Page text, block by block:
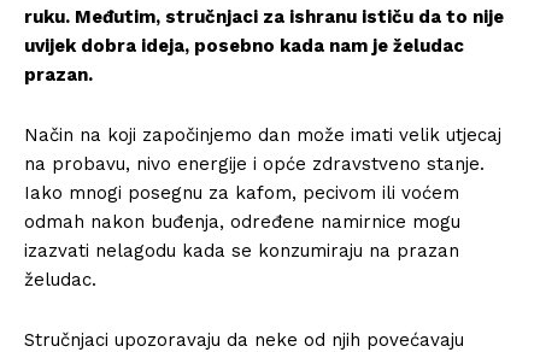
ruku. Međutim, stručnjaci za ishranu ističu da to nije
uvijek dobra ideja, posebno kada nam je želudac
prazan.
Način na koji započinjemo dan može imati velik utjecaj
na probavu, nivo energije i opće zdravstveno stanje.
Iako mnogi posegnu za kafom, pecivom ili voćem
odmah nakon buđenja, određene namirnice mogu
izazvati nelagodu kada se konzumiraju na prazan
želudac.
Stručnjaci upozoravaju da neke od njih povećavaju